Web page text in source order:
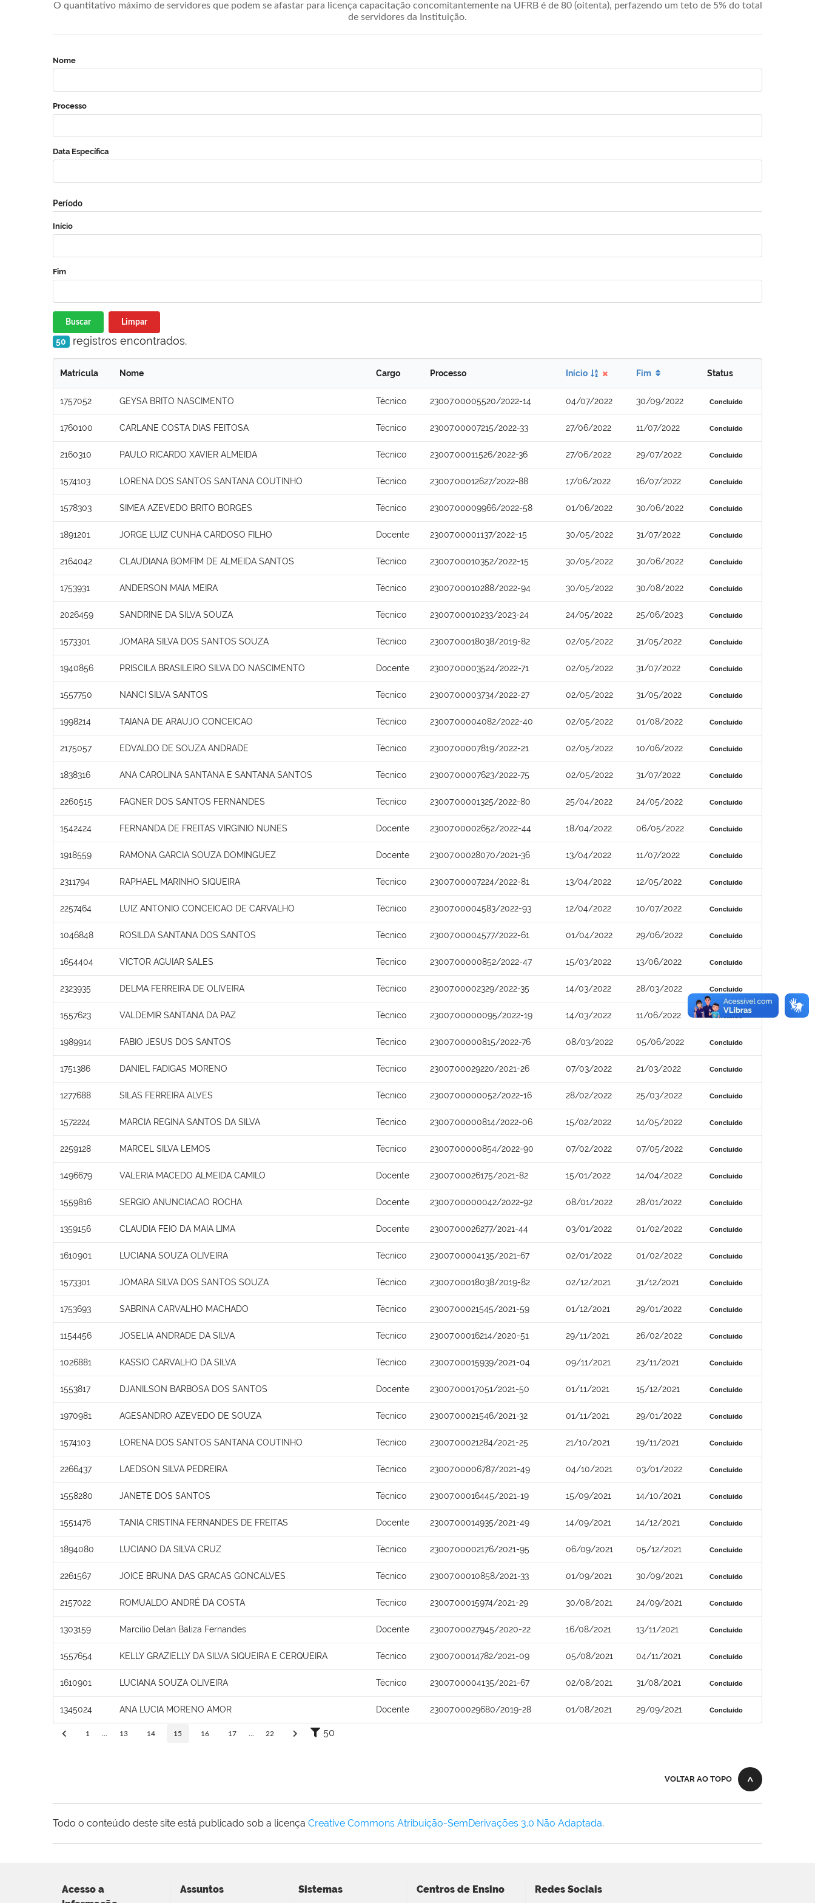
O quantitativo máximo de servidores que podem se afastar para licença capacitação concomitantemente na UFRB é de 80 (oitenta), perfazendo um teto de 5% do total
de servidores da Instituição.
Nome
Processo
Data Específica
Período
Início
Fim
Buscar Limpar
50 registros encontrados.
Matrícula Nome Cargo Processo Início Fim Status
1757052 GEYSA BRITO NASCIMENTO Técnico 23007.00005520/2022-14 04/07/2022 30/09/2022 Concluído
1760100 CARLANE COSTA DIAS FEITOSA Técnico 23007.00007215/2022-33 27/06/2022 11/07/2022 Concluído
2160310 PAULO RICARDO XAVIER ALMEIDA Técnico 23007.00011526/2022-36 27/06/2022 29/07/2022 Concluído
1574103 LORENA DOS SANTOS SANTANA COUTINHO Técnico 23007.00012627/2022-88 17/06/2022 16/07/2022 Concluído
1578303 SIMEA AZEVEDO BRITO BORGES Técnico 23007.00009966/2022-58 01/06/2022 30/06/2022 Concluído
1891201 JORGE LUIZ CUNHA CARDOSO FILHO Docente 23007.00001137/2022-15 30/05/2022 31/07/2022 Concluído
2164042 CLAUDIANA BOMFIM DE ALMEIDA SANTOS Técnico 23007.00010352/2022-15 30/05/2022 30/06/2022 Concluído
1753931 ANDERSON MAIA MEIRA Técnico 23007.00010288/2022-94 30/05/2022 30/08/2022 Concluído
2026459 SANDRINE DA SILVA SOUZA Técnico 23007.00010233/2023-24 24/05/2022 25/06/2023 Concluído
1573301 JOMARA SILVA DOS SANTOS SOUZA Técnico 23007.00018038/2019-82 02/05/2022 31/05/2022 Concluído
1940856 PRISCILA BRASILEIRO SILVA DO NASCIMENTO Docente 23007.00003524/2022-71 02/05/2022 31/07/2022 Concluído
1557750 NANCI SILVA SANTOS Técnico 23007.00003734/2022-27 02/05/2022 31/05/2022 Concluído
1998214 TAIANA DE ARAUJO CONCEICAO Técnico 23007.00004082/2022-40 02/05/2022 01/08/2022 Concluído
2175057 EDVALDO DE SOUZA ANDRADE Técnico 23007.00007819/2022-21 02/05/2022 10/06/2022 Concluído
1838316 ANA CAROLINA SANTANA E SANTANA SANTOS Técnico 23007.00007623/2022-75 02/05/2022 31/07/2022 Concluído
2260515 FAGNER DOS SANTOS FERNANDES Técnico 23007.00001325/2022-80 25/04/2022 24/05/2022 Concluído
1542424 FERNANDA DE FREITAS VIRGINIO NUNES Docente 23007.00002652/2022-44 18/04/2022 06/05/2022 Concluído
1918559 RAMONA GARCIA SOUZA DOMINGUEZ Docente 23007.00028070/2021-36 13/04/2022 11/07/2022 Concluído
2311794 RAPHAEL MARINHO SIQUEIRA Técnico 23007.00007224/2022-81 13/04/2022 12/05/2022 Concluído
2257464 LUIZ ANTONIO CONCEICAO DE CARVALHO Técnico 23007.00004583/2022-93 12/04/2022 10/07/2022 Concluído
1046848 ROSILDA SANTANA DOS SANTOS Técnico 23007.00004577/2022-61 01/04/2022 29/06/2022 Concluído
1654404 VICTOR AGUIAR SALES Técnico 23007.00000852/2022-47 15/03/2022 13/06/2022 Concluído
2323935 DELMA FERREIRA DE OLIVEIRA Técnico 23007.00002329/2022-35 14/03/2022 28/03/2022 Concluído
1557623 VALDEMIR SANTANA DA PAZ Técnico 23007.00000095/2022-19 14/03/2022 11/06/2022 Concluído
1989914 FABIO JESUS DOS SANTOS Técnico 23007.00000815/2022-76 08/03/2022 05/06/2022 Concluído
1751386 DANIEL FADIGAS MORENO Técnico 23007.00029220/2021-26 07/03/2022 21/03/2022 Concluído
1277688 SILAS FERREIRA ALVES Técnico 23007.00000052/2022-16 28/02/2022 25/03/2022 Concluído
1572224 MARCIA REGINA SANTOS DA SILVA Técnico 23007.00000814/2022-06 15/02/2022 14/05/2022 Concluído
2259128 MARCEL SILVA LEMOS Técnico 23007.00000854/2022-90 07/02/2022 07/05/2022 Concluído
1496679 VALERIA MACEDO ALMEIDA CAMILO Docente 23007.00026175/2021-82 15/01/2022 14/04/2022 Concluído
1559816 SERGIO ANUNCIACAO ROCHA Docente 23007.00000042/2022-92 08/01/2022 28/01/2022 Concluído
1359156 CLAUDIA FEIO DA MAIA LIMA Docente 23007.00026277/2021-44 03/01/2022 01/02/2022 Concluído
1610901 LUCIANA SOUZA OLIVEIRA Técnico 23007.00004135/2021-67 02/01/2022 01/02/2022 Concluído
1573301 JOMARA SILVA DOS SANTOS SOUZA Técnico 23007.00018038/2019-82 02/12/2021 31/12/2021 Concluído
1753693 SABRINA CARVALHO MACHADO Técnico 23007.00021545/2021-59 01/12/2021 29/01/2022 Concluído
1154456 JOSELIA ANDRADE DA SILVA Técnico 23007.00016214/2020-51 29/11/2021 26/02/2022 Concluído
1026881 KASSIO CARVALHO DA SILVA Técnico 23007.00015939/2021-04 09/11/2021 23/11/2021 Concluído
1553817 DJANILSON BARBOSA DOS SANTOS Docente 23007.00017051/2021-50 01/11/2021 15/12/2021 Concluído
1970981 AGESANDRO AZEVEDO DE SOUZA Técnico 23007.00021546/2021-32 01/11/2021 29/01/2022 Concluído
1574103 LORENA DOS SANTOS SANTANA COUTINHO Técnico 23007.00021284/2021-25 21/10/2021 19/11/2021 Concluído
2266437 LAEDSON SILVA PEDREIRA Técnico 23007.00006787/2021-49 04/10/2021 03/01/2022 Concluído
1558280 JANETE DOS SANTOS Técnico 23007.00016445/2021-19 15/09/2021 14/10/2021 Concluído
1551476 TANIA CRISTINA FERNANDES DE FREITAS Docente 23007.00014935/2021-49 14/09/2021 14/12/2021 Concluído
1894080 LUCIANO DA SILVA CRUZ Técnico 23007.00002176/2021-95 06/09/2021 05/12/2021 Concluído
2261567 JOICE BRUNA DAS GRACAS GONCALVES Técnico 23007.00010858/2021-33 01/09/2021 30/09/2021 Concluído
2157022 ROMUALDO ANDRÉ DA COSTA Técnico 23007.00015974/2021-29 30/08/2021 24/09/2021 Concluído
1303159 Marcilio Delan Baliza Fernandes Docente 23007.00027945/2020-22 16/08/2021 13/11/2021 Concluído
1557654 KELLY GRAZIELLY DA SILVA SIQUEIRA E CERQUEIRA Técnico 23007.00014782/2021-09 05/08/2021 04/11/2021 Concluído
1610901 LUCIANA SOUZA OLIVEIRA Técnico 23007.00004135/2021-67 02/08/2021 31/08/2021 Concluído
1345024 ANA LUCIA MORENO AMOR Docente 23007.00029680/2019-28 01/08/2021 29/09/2021 Concluído
1 13 14 15 16 17 22 50
VOLTAR AO TOPO
Todo o conteúdo deste site está publicado sob a licença Creative Commons Atribuição-SemDerivações 3.0 Não Adaptada.
Acesso a
Assuntos Sistemas Centros de Ensino Redes Sociais